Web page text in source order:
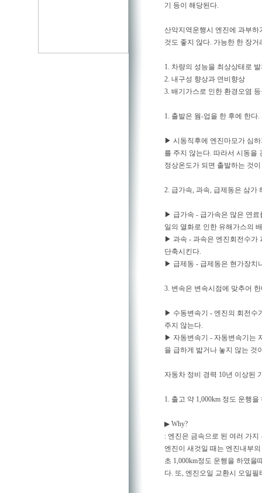
기 등이 해당된다.
산악지역운행시 엔진에 과부하
것도 좋지 않다. 가능한 한 장
1. 차량의 성능을 최상상태로
2. 내구성 향상과 연비향상
3. 배기가스로 인한 환경오염
1. 출발은 웜-업을 한 후에 한다.
▶ 시동직후에 엔진마모가 심
를 주지 않는다. 따라서 시동을
정상온도가 되면 출발하는 것
2. 급가속, 과속, 급제동은 삼가
▶ 급가속 - 급가속은 많은 연료
일의 열화로 인한 유해가스의
▶ 과속 - 과속은 엔진회전수가
단축시킨다.
▶ 급제동 - 급제동은 현가장치
3. 변속은 변속시점에 맞추어
▶ 수동변속기 - 엔진의 회전수
주지 않는다.
▶ 자동변속기 - 자동변속기는
을 급하게 밟거나 놓지 않는 것
자동차 정비 경력 10년 이상된
1. 출고 약 1,000km 정도 운행
▶ Why?
: 엔진은 금속으로 된 여러 가
엔진이 새것일 때는 엔진내부
초 1,000km정도 운행을 하였
다. 또, 엔진오일 교환시 오일